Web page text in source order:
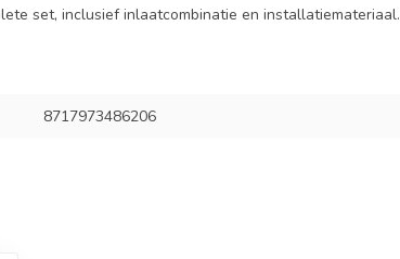
set, inclusief inlaatcombinatie en installatiemateriaal.
8717973486206